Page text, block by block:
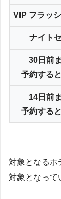
VIP フラッ
ナイト
30日前
予約する
14日前
予約する
対象となるホ
対象となって